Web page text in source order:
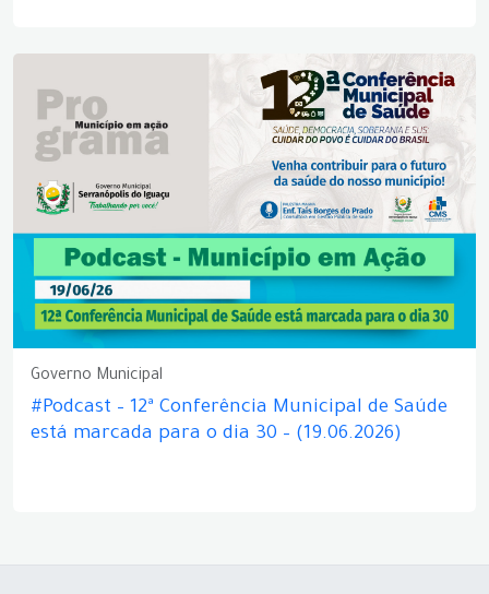
Governo Municipal
#Podcast – 12ª Conferência Municipal de Saúde
está marcada para o dia 30 – (19.06.2026)